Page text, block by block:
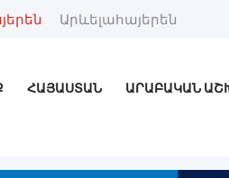
Արևելահայերեն
ՀԱՅԱՍՏԱՆ ԱՐԱԲԱԿԱՆ